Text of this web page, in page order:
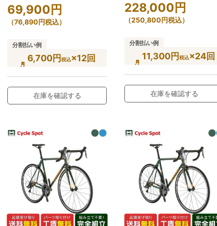
69,900 円
（76,890円税込）
分割払い例
6,700円税込×12回
在庫を確認する
228,000 円
（250,800円税込）
分割払い例
11,300円税込×24回
在庫を確認する